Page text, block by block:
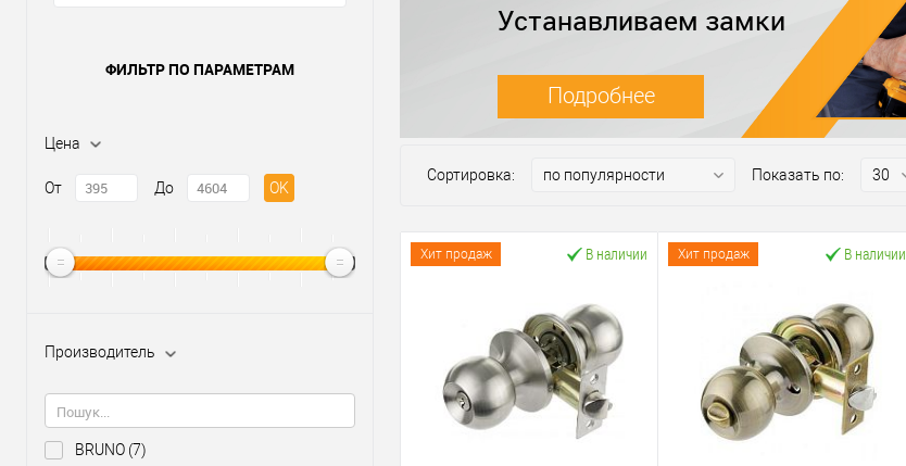
ФИЛЬТР ПО ПАРАМЕТРАМ
Цена
От До OK
Производитель
BRUNO (7)
Устанавливаем замки
Подробнее
Сортировка: Показать по:
Хит продаж В наличии Хит продаж В наличии